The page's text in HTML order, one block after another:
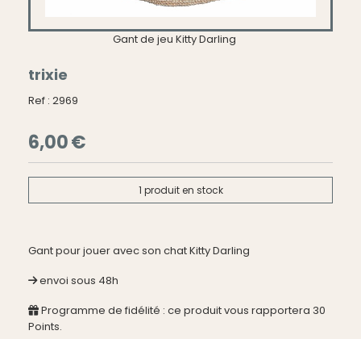
Gant de jeu Kitty Darling
trixie
Ref : 2969
6,00€
1 produit en stock
Gant pour jouer avec son chat Kitty Darling
envoi sous 48h
Programme de fidélité : ce produit vous rapportera 30
Points.